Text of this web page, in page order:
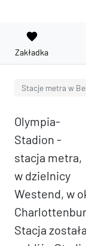
favorite
Zakładka
Stacje metra w
Olympia-
Stadion -
stacja metra,
w dzielnicy
Westend, w
Stacja